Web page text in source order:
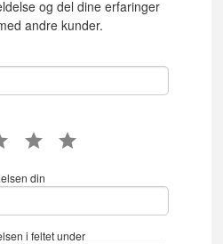
og del dine erfaringer
andre kunder.
4 star 5 star
din
i feltet under